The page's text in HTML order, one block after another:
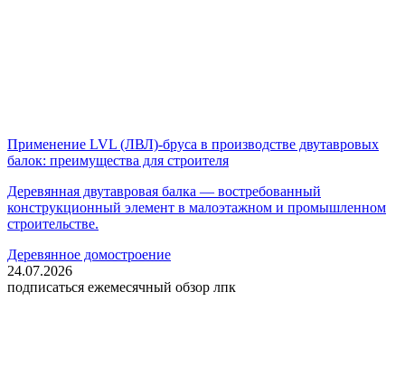
Применение LVL (ЛВЛ)-бруса в производстве двутавровых
балок: преимущества для строителя
Деревянная двутавровая балка — востребованный
конструкционный элемент в малоэтажном и промышленном
строительстве.
Деревянное домостроение
24.07.2026
подписаться ежемесячный обзор лпк